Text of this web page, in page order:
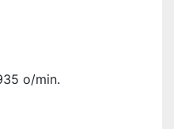
o/min.